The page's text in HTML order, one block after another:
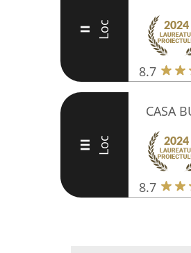
II Loc
8.7
III Loc
CASA
8.7